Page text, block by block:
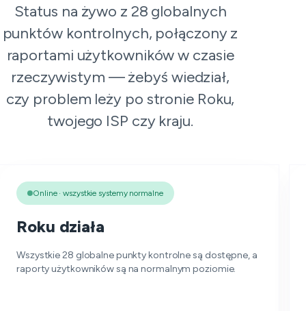
Status na żywo z 28 globalnych
punktów kontrolnych, połączony z
raportami użytkowników w czasie
rzeczywistym — żebyś wiedział,
czy problem leży po stronie Roku,
twojego ISP czy kraju.
Online · wszystkie systemy normalne
Roku działa
Wszystkie 28 globalne punkty kontrolne są dostępne, a
raporty użytkowników są na normalnym poziomie.